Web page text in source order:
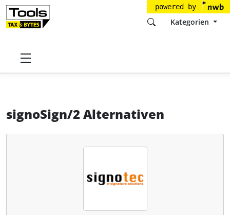
powered by
Kategorien
Startseite
signoSign/2 Alternativen